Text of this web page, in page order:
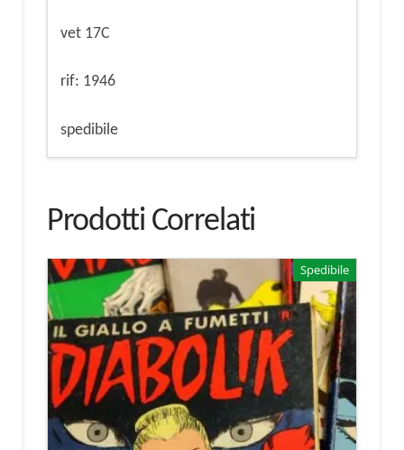
vet 17C
rif: 1946
spedibile
Prodotti Correlati
Spedibile